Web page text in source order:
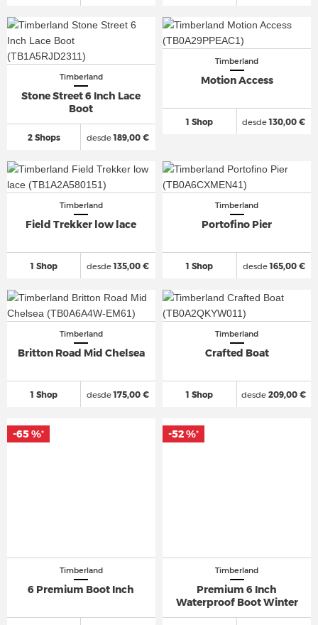
Timberland
Stone Street 6 Inch Lace
Boot
2 Shops desde189,00 €
Timberland
Motion Access
1 Shop desde130,00 €
Timberland
Field Trekker low lace
1 Shop desde135,00 €
Timberland
Portofino Pier
1 Shop desde165,00 €
Timberland
Britton Road Mid Chelsea
1 Shop desde175,00 €
Timberland
Crafted Boat
1 Shop desde 209,00 €
Timberland
6 Premium Boot Inch
-65 %*
Timberland
Premium 6 Inch
Waterproof Boot Winter
-52 %*